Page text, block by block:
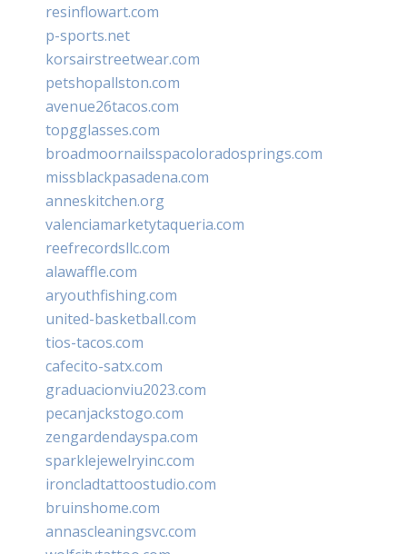
resinflowart.com
p-sports.net
korsairstreetwear.com
petshopallston.com
avenue26tacos.com
topgglasses.com
broadmoornailsspacoloradosprings.com
missblackpasadena.com
anneskitchen.org
valenciamarketytaqueria.com
reefrecordsllc.com
alawaffle.com
aryouthfishing.com
united-basketball.com
tios-tacos.com
cafecito-satx.com
graduacionviu2023.com
pecanjackstogo.com
zengardendayspa.com
sparklejewelryinc.com
ironcladtattoostudio.com
bruinshome.com
annascleaningsvc.com